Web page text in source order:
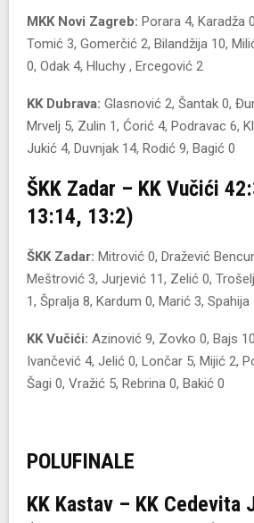
MKK Novi Zagreb: Porara 4, Karadža
Tomić 3, Gomerčić 2, Bilandžija 10,
0, Odak 4, Hluchy , Ercegović 2
KK Dubrava: Glasnović 2, Šantak 0,
Mrvelj 5, Zulin 1, Ćorić 4, Podravac 6,
Jukić 4, Duvnjak 14, Rodić 9, Bagić 0
ŠKK Zadar – KK Vučići
13:14, 13:2)
ŠKK Zadar: Mitrović 0, Dražević
Meštrović 3, Jurjević 11, Zelić 0,
1, Špralja 8, Kardum 0, Marić 3, Spahija
KK Vučići: Azinović 9, Zovko 0, Bajs
Ivančević 4, Jelić 0, Lončar 5, Mijić 2,
Šagi 0, Vražić 5, Rebrina 0, Bakić 0
POLUFINALE
KK Kastav – KK Cedevita